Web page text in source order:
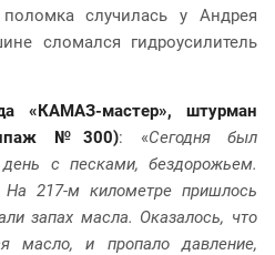
случилась у Андрея
сломался гидроусилитель
«КАМАЗ-мастер», штурман
№300): «Сегодня был
с песками, бездорожьем.
На 217-м километре пришлось
запах масла. Оказалось, что
масло, и пропало давление,